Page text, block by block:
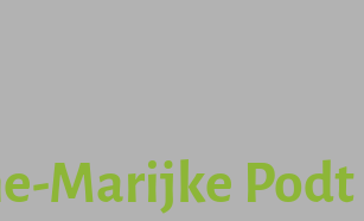
Marijke Podt